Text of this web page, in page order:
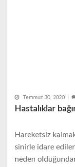
Temmuz 30, 2020
Hastalıklar
Hareketsiz
sinirle idare
neden